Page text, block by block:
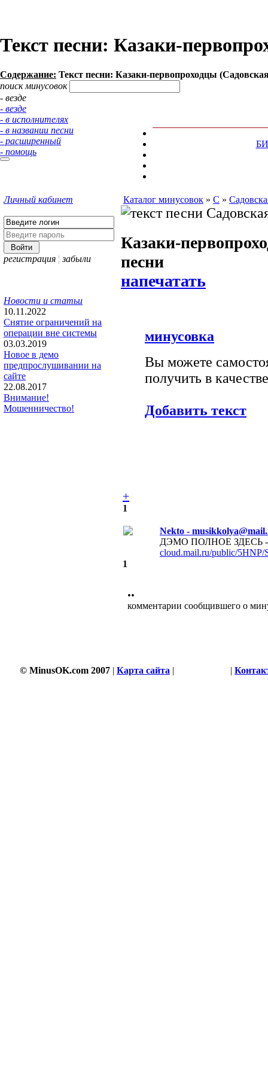
Текст песни: Казаки-
Содержание: Текст песни: Казаки-первопроходцы
поиск минусовок
- везде
- везде
- в исполнителях
- в названии песни
- расширенный
- помощь
Личный кабинет
регистрация ¦ забыли
Новости и статьи
10.11.2022
Снятие ограничений на
операции вне системы
03.03.2019
Новое в демо
предпрослушивании на
сайте
22.08.2017
Внимание!
Мошенничество!
Каталог минусовок » С »
Казаки-
песни
напечатать
минусовка
Вы можете
получить в
Добавить текст
+
1
Nekto -
ДЭМО ПОЛНОЕ ЗДЕСЬ -
cloud.mail.ru/public/5HNP/
1
••
комментарии сообщившего о
© MinusOK.com 2007 | Карта сайта | |